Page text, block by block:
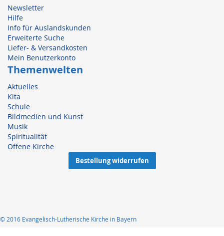
Newsletter
Hilfe
Info für Auslandskunden
Erweiterte Suche
Liefer- & Versandkosten
Mein Benutzerkonto
Themenwelten
Aktuelles
Kita
Schule
Bildmedien und Kunst
Musik
Spiritualität
Offene Kirche
Bestellung widerrufen
© 2016 Evangelisch-Lutherische Kirche in Bayern